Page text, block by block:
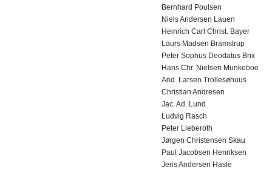
Bernhard Poulsen
Niels Andersen Lauen
Heinrich Carl Christ. Bayer
Laurs Madsen Bramstrup
Peter Sophus Deodatus Brix
Hans Chr. Nielsen Munkeboe
And. Larsen Trollesøhuus
Christian Andresen
Jac. Ad. Lund
Ludvig Rasch
Peter Lieberoth
Jørgen Christensen Skau
Paul Jacobsen Henriksen
Jens Andersen Hasle